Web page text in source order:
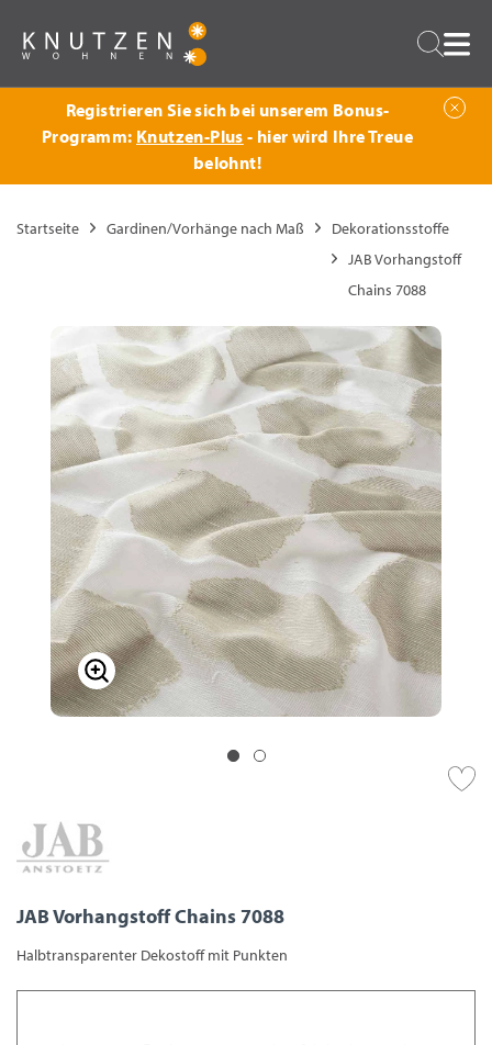
Zurück
Registrieren Sie sich bei unserem Bonus-
Programm: Knutzen-Plus - hier wird Ihre Treue
belohnt!
Startseite Gardinen/Vorhänge nach Maß
Dekorationsstoffe
JAB Vorhangstoff
Chains 7088
JAB Vorhangstoff Chains 7088
Halbtransparenter Dekostoff mit Punkten